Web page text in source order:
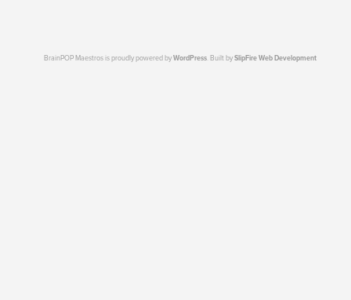
BrainPOP Maestros is proudly powered byWordPress. Built bySlipFire Web Development